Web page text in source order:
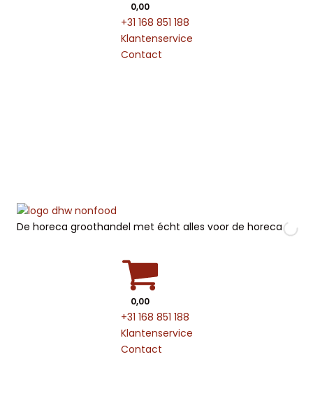
0,00
+31 168 851 188
Klantenservice
Contact
De horeca groothandel met écht alles voor de horeca
0,00
+31 168 851 188
Klantenservice
Contact